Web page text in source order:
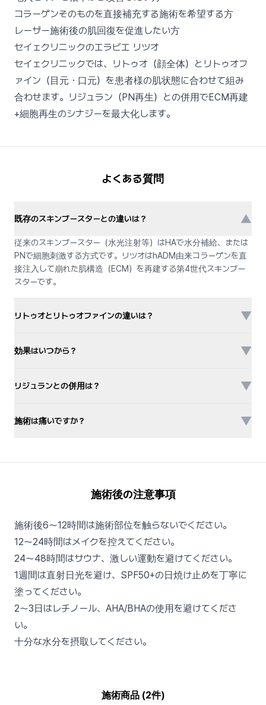
コラーゲンそのものを直接補充する施術を希望する方
レーザー施術後の肌回復を促進したい方
セイェクリニックのエラビエ リツオ
セイェクリニックでは、リトゥオ（顔全体）とリトゥオフ
ァイン（目元・口元）を患者様の肌状態に合わせて組み
合わせます。リジュラン（PN再生）との併用でECM再建
+細胞再生のシナジーを最大化します。
よくある質問
既存のスキンブースターとの違いは？ ▼
従来のスキンブースター（水光注射等）はHAで水分補給、または
PNで細胞刺激する方式です。リツオはhADM由来コラーゲンを直
接注入して崩れた肌構造（ECM）を再建する第4世代スキンブー
スターです。
リトゥオとリトゥオファインの違いは？ ▼
効果はいつから？ ▼
リジュランとの併用は？ ▼
施術は痛いですか？ ▼
施術後の注意事項
施術後6〜12時間は施術部位を触らないでください。
12〜24時間はメイクを控えてください。
24〜48時間はサウナ、激しい運動を避けてください。
1週間は直射日光を避け、SPF50+の日焼け止めを丁寧に
塗ってください。
2〜3日はレチノール、AHA/BHAの使用を避けてくださ
い。
十分な水分を摂取してください。
施術商品 (2件)